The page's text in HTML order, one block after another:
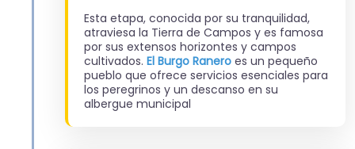
Esta etapa, conocida por su tranquilidad,
atraviesa la Tierra de Campos y es famosa
por sus extensos horizontes y campos
cultivados. El Burgo Ranero es un pequeño
pueblo que ofrece servicios esenciales para
los peregrinos y un descanso en su
albergue municipal